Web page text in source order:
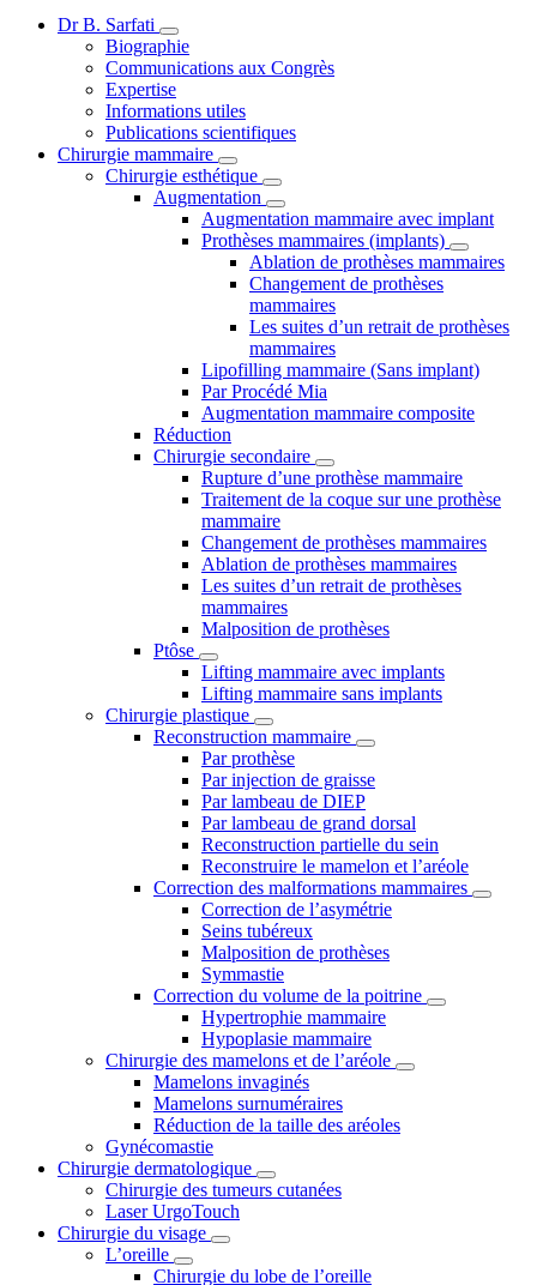
Dr B. Sarfati
Biographie
Communications aux Congrès
Expertise
Informations utiles
Publications scientifiques
Chirurgie mammaire
Chirurgie esthétique
Augmentation
Augmentation mammaire avec implant
Prothèses mammaires (implants)
Ablation de prothèses mammaires
Changement de prothèses
mammaires
Les suites d’un retrait de prothèses
mammaires
Lipofilling mammaire (Sans implant)
Par Procédé Mia
Augmentation mammaire composite
Réduction
Chirurgie secondaire
Rupture d’une prothèse mammaire
Traitement de la coque sur une prothèse
mammaire
Changement de prothèses mammaires
Ablation de prothèses mammaires
Les suites d’un retrait de prothèses
mammaires
Malposition de prothèses
Ptôse
Lifting mammaire avec implants
Lifting mammaire sans implants
Chirurgie plastique
Reconstruction mammaire
Par prothèse
Par injection de graisse
Par lambeau de DIEP
Par lambeau de grand dorsal
Reconstruction partielle du sein
Reconstruire le mamelon et l’aréole
Correction des malformations mammaires
Correction de l’asymétrie
Seins tubéreux
Malposition de prothèses
Symmastie
Correction du volume de la poitrine
Hypertrophie mammaire
Hypoplasie mammaire
Chirurgie des mamelons et de l’aréole
Mamelons invaginés
Mamelons surnuméraires
Réduction de la taille des aréoles
Gynécomastie
Chirurgie dermatologique
Chirurgie des tumeurs cutanées
Laser UrgoTouch
Chirurgie du visage
L’oreille
Chirurgie du lobe de l’oreille